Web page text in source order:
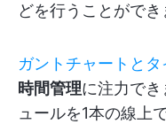
どを行うことができ
ガントチャートと
時間管理に注力で
ュールを1本の線上